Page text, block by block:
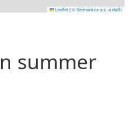
Leaflet|© Seznam.cz a.s. a další
summer